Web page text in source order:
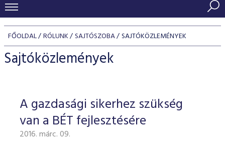
KERESKEDÉSI ADATOK
INDEXEK
Jelzáloglevél indexek
Vállalati kötvény indexek
Azonnali Piac
Részvények
Származékos piac
BEFEKTETŐK
Részvény szekció
Hitelpapír szekció
BÉT szabályzatok
Befektetővédelem
Alkalmazott díjstruktúra
Elszámolás
Részvény és vállalati kötvény tőzsdei bevezetését
program
BÉT Xtend - Részvénypiac egyszerűen
TŐZSDETAGOK
Tőzsdetagok, üzletkötők
VENDOROK
FŐOLDAL RÓLUNK SAJTÓSZOBA SAJTÓKÖZLEMÉNYEK
Sajtóközlemények
A gazdasági sikerhez szükség
van a BÉT fejlesztésére
2016. márc. 09.